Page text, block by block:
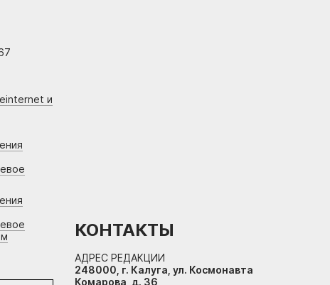
и
КОНТАКТЫ
АДРЕС РЕДАКЦИИ
248000, г. Калуга, ул. Космонавта
Комарова, д. 36